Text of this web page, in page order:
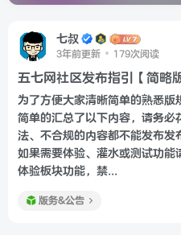
七叔
3年前更新 179次阅读
五七网社区发布指引【简略
为了方便大家清晰简单的熟悉版
简单的汇总了以下内容，请务
法、不合规的内容都不能发布
如果需要体验、灌水或测试功
体验板块功能，禁...
版务&公告